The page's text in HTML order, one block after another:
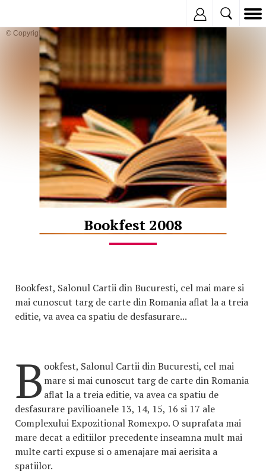
© Copyright:
Bookfest 2008
Bookfest, Salonul Cartii din Bucuresti, cel mai mare si
mai cunoscut targ de carte din Romania aflat la a treia
editie, va avea ca spatiu de desfasurare...
B ookfest, Salonul Cartii din Bucuresti, cel mai
mare si mai cunoscut targ de carte din Romania
aflat la a treia editie, va avea ca spatiu de
desfasurare pavilioanele 13, 14, 15, 16 si 17 ale
Complexului Expozitional Romexpo. O suprafata mai
mare decat a editiilor precedente inseamna mult mai
multe carti expuse si o amenajare mai aerisita a
spatiilor.